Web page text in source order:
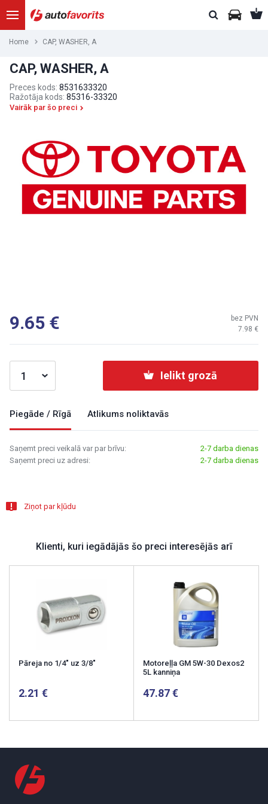
Home CAP, WASHER, A
CAP, WASHER, A
Preces kods: 8531633320
Ražotāja kods: 85316-33320
Vairāk par šo preci
9.65 7.98
bez PVN
Ielikt grozā
Piegāde / Rīgā Atlikums noliktavās
Saņemt preci veikalā var par brīvu:
2-7 darba dienas
Saņemt preci uz adresi:
2-7 darba dienas
Ziņot par kļūdu
Klienti, kuri iegādājās šo preci interesējās arī
Pāreja no 1/4" uz 3/8"
2.21
Motoreļļa GM 5W-30 Dexos2
5L kanniņa
47.87